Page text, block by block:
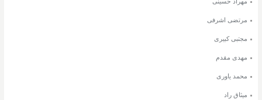
مرتضی اشرفی
مجتبی کبیری
مهدی مقدم
محمد یاوری
میثاق راد